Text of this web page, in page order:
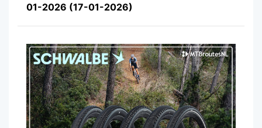
01-2026 (17-01-2026)